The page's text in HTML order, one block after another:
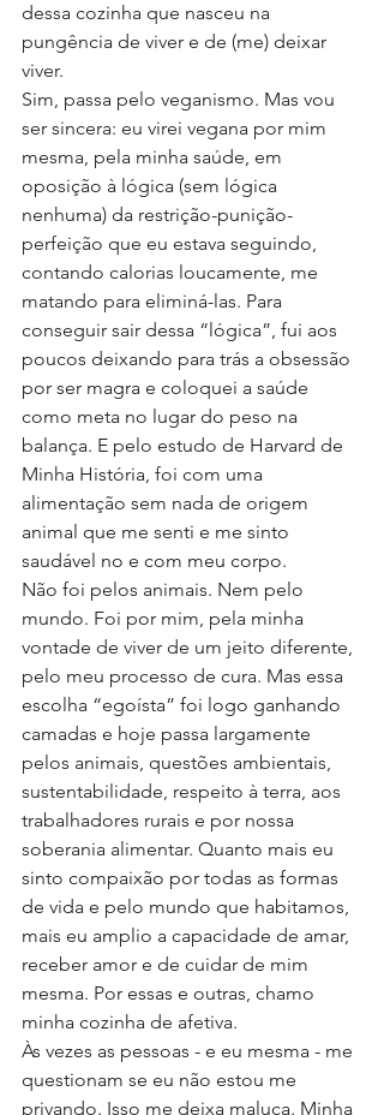
dessa cozinha que nasceu na
pungência de viver e de (me) deixar
viver.
Sim, passa pelo veganismo. Mas vou
ser sincera: eu virei vegana por mim
mesma, pela minha saúde, em
oposição à lógica (sem lógica
nenhuma) da restrição-punição-
perfeição que eu estava seguindo,
contando calorias loucamente, me
matando para eliminá-las. Para
conseguir sair dessa “lógica”, fui aos
poucos deixando para trás a obsessão
por ser magra e coloquei a saúde
como meta no lugar do peso na
balança. E pelo estudo de Harvard de
Minha História, foi com uma
alimentação sem nada de origem
animal que me senti e me sinto
saudável no e com meu corpo.
Não foi pelos animais. Nem pelo
mundo. Foi por mim, pela minha
vontade de viver de um jeito diferente,
pelo meu processo de cura. Mas essa
escolha “egoísta” foi logo ganhando
camadas e hoje passa largamente
pelos animais, questões ambientais,
sustentabilidade, respeito à terra, aos
trabalhadores rurais e por nossa
soberania alimentar. Quanto mais eu
sinto compaixão por todas as formas
de vida e pelo mundo que habitamos,
mais eu amplio a capacidade de amar,
receber amor e de cuidar de mim
mesma. Por essas e outras, chamo
minha cozinha de afetiva.
Às vezes as pessoas - e eu mesma - me
questionam se eu não estou me
privando. Isso me deixa maluca. Minha